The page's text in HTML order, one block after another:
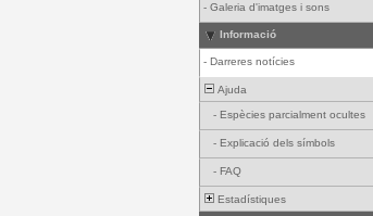
- Galeria d'imatges i sons
Informació
- Darreres notícies
Ajuda
- Espècies parcialment ocultes
- Explicació dels símbols
- FAQ
Estadístiques